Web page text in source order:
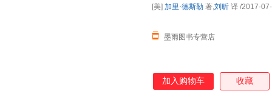
墨雨图书专营店
[美] 加里·德斯勒 著,刘昕 译 /2017-
加入购物车 收藏